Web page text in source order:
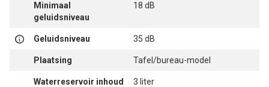
Minimaal
geluidsniveau
18 dB
Geluidsniveau 35 dB
Plaatsing Tafel/bureau-model
Waterreservoir inhoud 3 liter